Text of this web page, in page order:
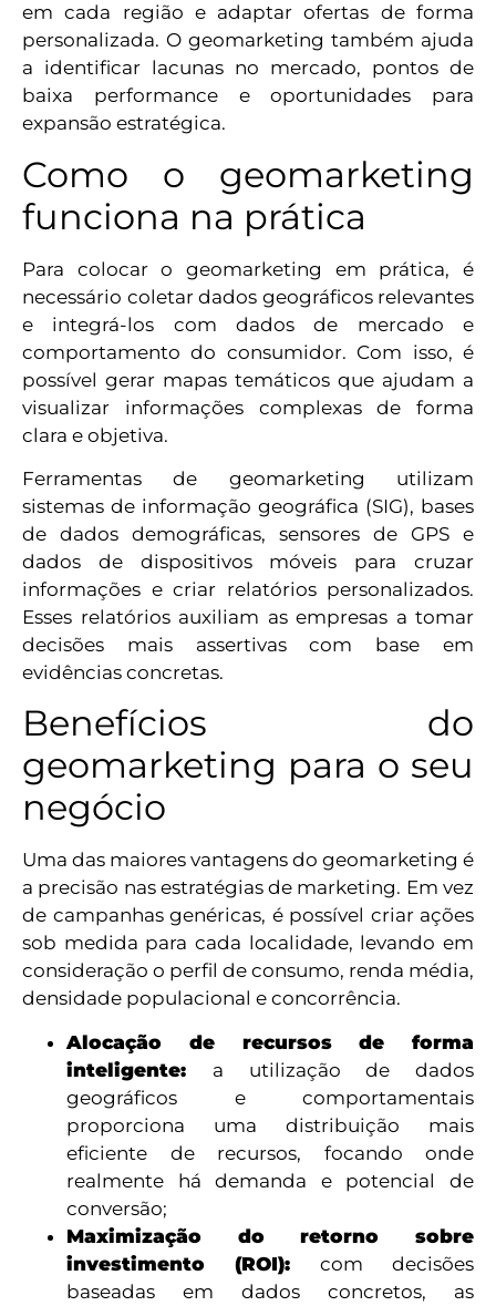
em cada região e adaptar ofertas de forma
personalizada. O geomarketing também ajuda
a identificar lacunas no mercado, pontos de
baixa performance e oportunidades para
expansão estratégica.
Como o geomarketing
funciona na prática
Para colocar o geomarketing em prática, é
necessário coletar dados geográficos relevantes
e integrá-los com dados de mercado e
comportamento do consumidor. Com isso, é
possível gerar mapas temáticos que ajudam a
visualizar informações complexas de forma
clara e objetiva.
Ferramentas de geomarketing utilizam
sistemas de informação geográfica (SIG), bases
de dados demográficas, sensores de GPS e
dados de dispositivos móveis para cruzar
informações e criar relatórios personalizados.
Esses relatórios auxiliam as empresas a tomar
decisões mais assertivas com base em
evidências concretas.
Benefícios do
geomarketing para o seu
negócio
Uma das maiores vantagens do geomarketing é
a precisão nas estratégias de marketing. Em vez
de campanhas genéricas, é possível criar ações
sob medida para cada localidade, levando em
consideração o perfil de consumo, renda média,
densidade populacional e concorrência.
Alocação de recursos de forma
inteligente: a utilização de dados
geográficos e comportamentais
proporciona uma distribuição mais
eficiente de recursos, focando onde
realmente há demanda e potencial de
conversão;
Maximização do retorno sobre
investimento (ROI): com decisões
baseadas em dados concretos, as